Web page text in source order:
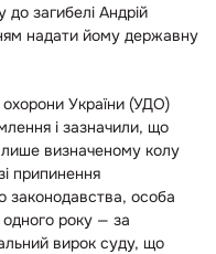
до загибелі Андрій
надати йому державну
охорони України (УДО)
і зазначили, що
визначеному колу
припинення
законодавства, особа
року — за
вирок суду, що